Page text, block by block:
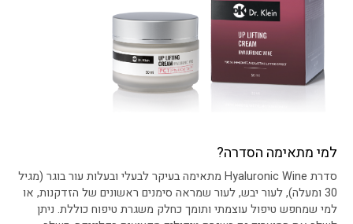
למי מתאימה הסדרה?
סדרת Hyaluronic Wine מתאימה בעיקר לבעלי ובעלות עור בוגר (מגיל
30 ומעלה), לעור יבש, לעור שמראה סימנים ראשונים של הזדקנות, או
למי שמחפש טיפול עוצמתי ותומך כחלק משגרת טיפוח כוללת. ניתן